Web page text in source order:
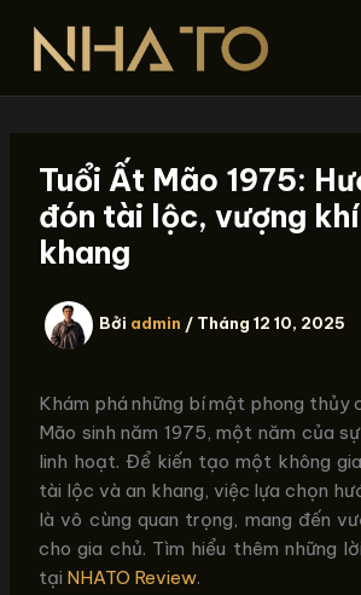
dung
Tuổi Ất Mão 1975:
đón tài lộc, vượng
khang
Bởi admin / Tháng 12 10, 2025
Khám phá những bí mật phong thủy
Mão sinh năm 1975, một năm của
linh hoạt. Để kiến tạo một không
tài lộc và an khang, việc lựa chọn
là vô cùng quan trọng, mang đến
cho gia chủ. Tìm hiểu thêm những
tại NHATO Review.